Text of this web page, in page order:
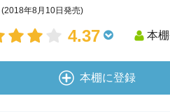
(2018年8月10日発売)
4.37 本
本棚に登録